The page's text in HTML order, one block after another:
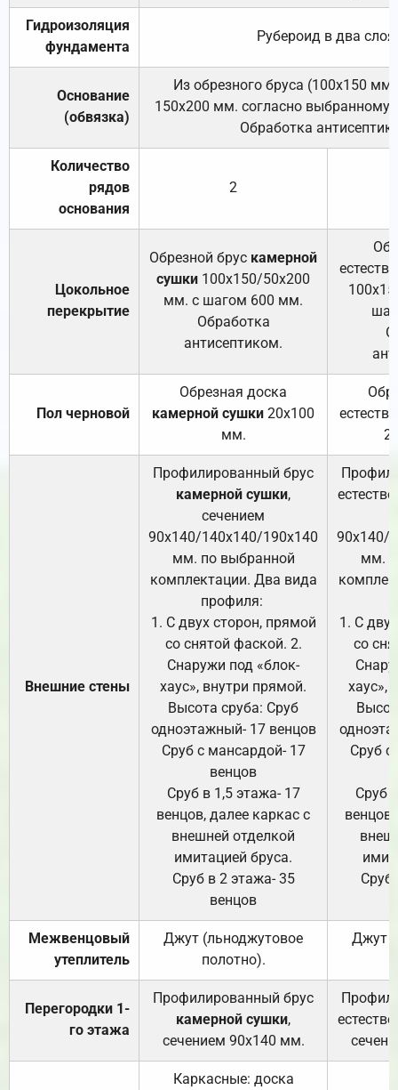
Гидроизоляция
фундамента
Рубероид в два слоя.
Основание
(обвязка)
Из обрезного бруса (100х150
150х200 мм. согласно выбранному
Обработка
Количество
рядов
основания
2
Цокольное
перекрытие
Обрезной брус камерной
сушки 100х150/50х200
мм. с шагом 600 мм.
Обработка
антисептиком.
Пол черновой
Обрезная доска
камерной сушки 20х100
мм.
Внешние стены
Профилированный брус
камерной сушки,
сечением
90х140/140х140/190х140
мм. по выбранной
комплектации. Два вида
профиля:
1. С двух сторон, прямой
со снятой фаской. 2.
Снаружи под «блок-
хаус», внутри прямой.
Высота сруба: Сруб
одноэтажный- 17 венцов
Сруб с мансардой- 17
венцов
Сруб в 1,5 этажа- 17
венцов, далее каркас с
внешней отделкой
имитацией бруса.
Сруб в 2 этажа- 35
венцов
90х140/
мм.
1. С
со
хаус»,
Сруб с
Сруб
Сруб
Межвенцовый
утеплитель
Джут (льноджутовое
полотно).
Джут
Перегородки 1-
го этажа
Профилированный брус
камерной сушки,
сечением 90х140 мм.
Каркасные: доска